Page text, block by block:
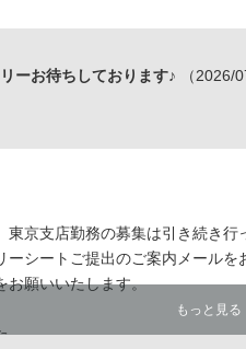
ーお待ちしております♪ （2026/
京支店勤務の募集は引き続き行
シートご提出のご案内メールを
お願いいたします。
。
もっと見る